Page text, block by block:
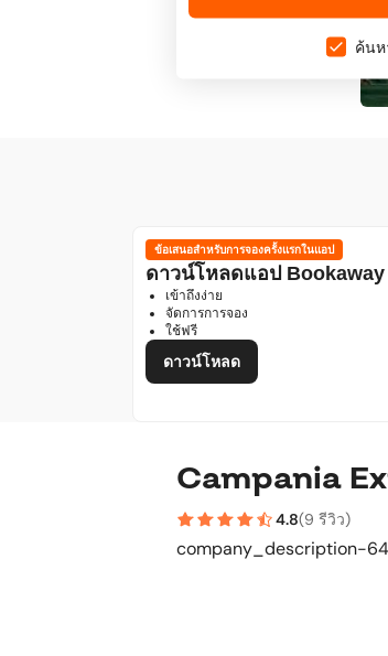
ค้น
ข้อเสนอสำหรับการจองครั้งแรกในแอป
ดาวน์โหลดแอป Bookaway
เข้าถึงง่าย
จัดการการจอง
ใช้ฟรี
ดาวน์โหลด
Campania
4.8(9 รีวิว)
company_description-